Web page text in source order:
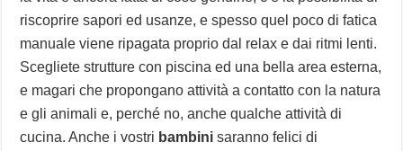
riscoprire sapori ed usanze, e spesso quel poco di fatica
manuale viene ripagata proprio dal relax e dai ritmi lenti.
Scegliete strutture con piscina ed una bella area esterna,
e magari che propongano attività a contatto con la natura
e gli animali e, perché no, anche qualche attività di
cucina. Anche i vostri bambini saranno felici di